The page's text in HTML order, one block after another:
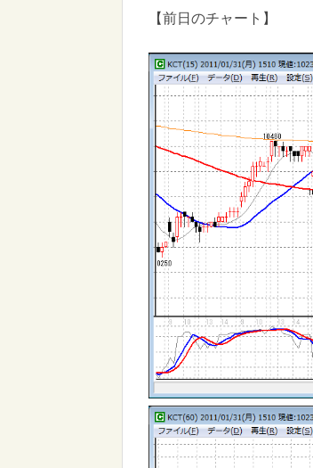
【前日のチャート】